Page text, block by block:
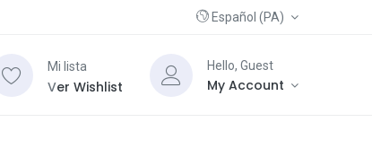
Español (PA)
Mi lista
Ver Wishlist
Hello, Guest
My Account